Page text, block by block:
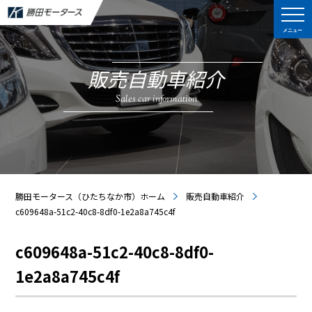
メニュー
販売自動車紹介
Sales car information
勝田モータース（ひたちなか市）ホーム
販売自動車紹介
c609648a-51c2-40c8-8df0-1e2a8a745c4f
c609648a-51c2-40c8-8df0-
1e2a8a745c4f